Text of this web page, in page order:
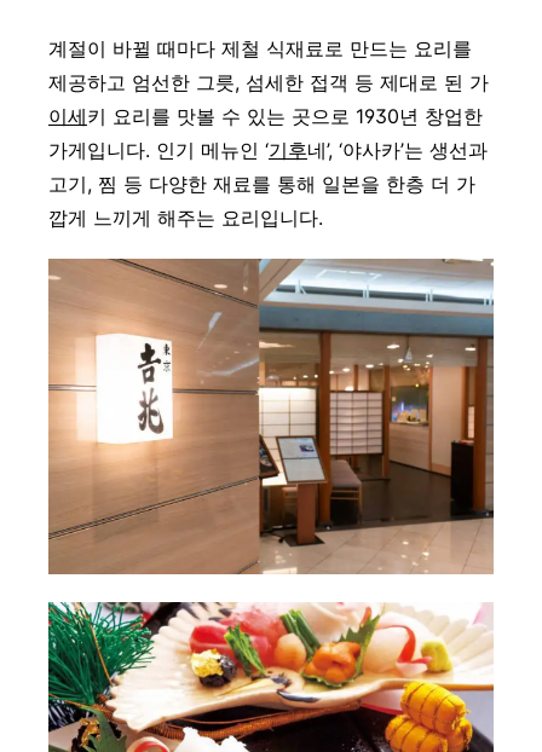
계절이 바뀔 때마다 제철 식재료로 만드는 요리를
제공하고 엄선한 그릇, 섬세한 접객 등 제대로 된 가
이세키 요리를 맛볼 수 있는 곳으로 1930년 창업한
가게입니다. 인기 메뉴인 ‘기후네’, ‘야사카’는 생선과
고기, 찜 등 다양한 재료를 통해 일본을 한층 더 가
깝게 느끼게 해주는 요리입니다.